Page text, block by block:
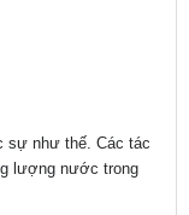
sự như thế. Các tác
lượng nước trong